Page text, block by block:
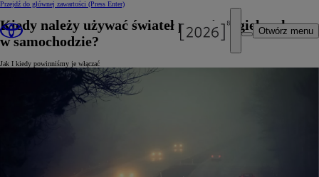
Przejdź do głównej zawartości (Press Enter)
Otwórz menu
Kiedy należy używać świateł przeciwmgielnych
w samochodzie?
Jak I kiedy powinniśmy je włączać